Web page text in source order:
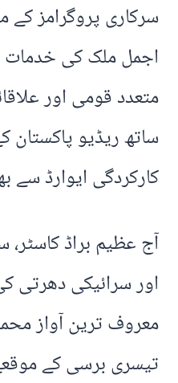
سرکاری پروگرامز کے
اجمل ملک کی خدمات
متعدد قومی اور
ساتھ ریڈیو
کارکردگی ایوارڈ سے
آج عظیم براڈ
اور سرائیکی
معروف ترین آواز
تیسری برسی کے